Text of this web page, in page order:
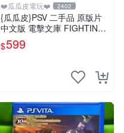
❤️瓜瓜皮電玩❤️ 2402
{瓜瓜皮}PSV 二手品 原版片
中文版 電擊文庫 FIGHTING
CLIMAX(遊戲都有回收)
$599